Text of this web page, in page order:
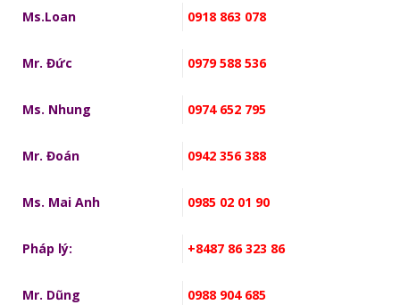
Ms.Loan 0918 863 078
Mr. Đức 0979 588 536
Ms. Nhung 0974 652 795
Mr. Đoán 0942 356 388
Ms. Mai Anh 0985 02 01 90
Pháp lý: +8487 86 323 86
Mr. Dũng 0988 904 685